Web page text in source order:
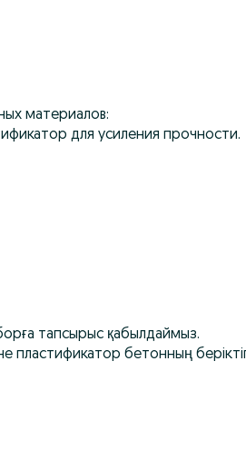
материалов:
для усиления прочности.
тапсырыс қабылдаймыз.
бетонның